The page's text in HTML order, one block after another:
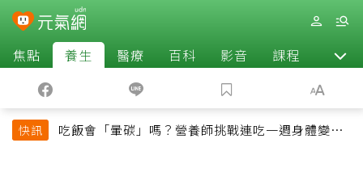
焦點 養生 醫療 百科 影音 課程 退休
快訊
吃飯會「暈碳」嗎？營養師挑戰連吃一週身體變化